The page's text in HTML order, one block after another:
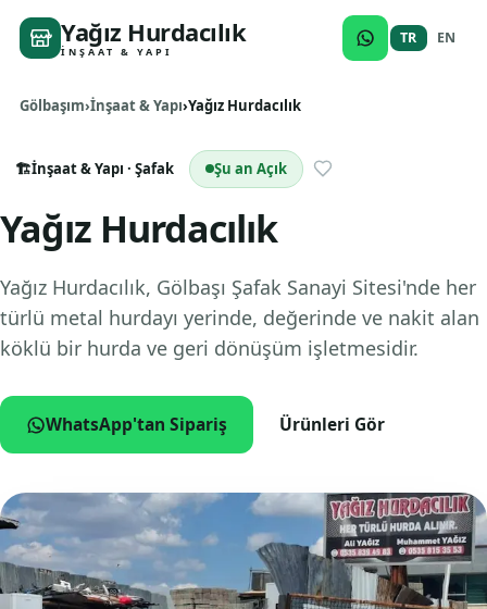
Yağız Hurdacılık
İNŞAAT & YAPI
TR EN
Gölbaşım İnşaat & Yapı Yağız Hurdacılık
🏗️İnşaat & Yapı · Şafak Şu an Açık
Yağız Hurdacılık
Yağız Hurdacılık, Gölbaşı Şafak Sanayi Sitesi'nde her
türlü metal hurdayı yerinde, değerinde ve nakit alan
köklü bir hurda ve geri dönüşüm işletmesidir.
WhatsApp'tan Sipariş Ürünleri Gör